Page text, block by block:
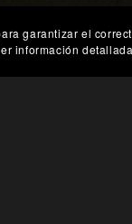
en Ciudad
garantizar el
información